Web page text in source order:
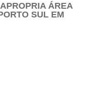
ÁREA
SUL EM